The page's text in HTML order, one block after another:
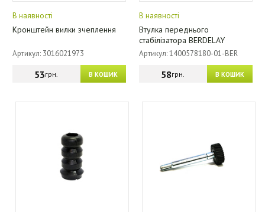
В наявності
Кронштейн вилки зчеплення
Артикул: 3016021973
В КОШИК
53грн.
В наявності
Втулка переднього
стабілізатора BERDELAY
Артикул: 1400578180-01-BER
В КОШИК
58грн.